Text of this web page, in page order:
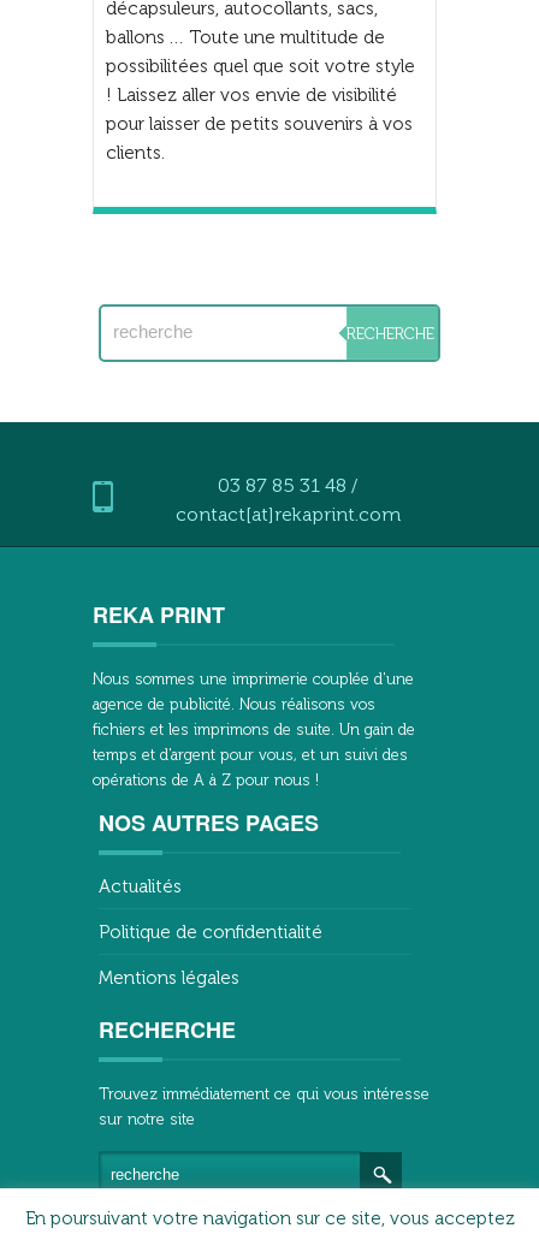
décapsuleurs, autocollants, sacs,
ballons … Toute une multitude de
possibilitées quel que soit votre style
! Laissez aller vos envie de visibilité
pour laisser de petits souvenirs à vos
clients.
03 87 85 31 48 /
contact[at]rekaprint.com
REKA PRINT
Nous sommes une imprimerie couplée d'une
agence de publicité. Nous réalisons vos
fichiers et les imprimons de suite. Un gain de
temps et d'argent pour vous, et un suivi des
opérations de A à Z pour nous !
NOS AUTRES PAGES
Actualités
Politique de confidentialité
Mentions légales
RECHERCHE
Trouvez immédiatement ce qui vous intéresse
sur notre site
En poursuivant votre navigation sur ce site, vous acceptez